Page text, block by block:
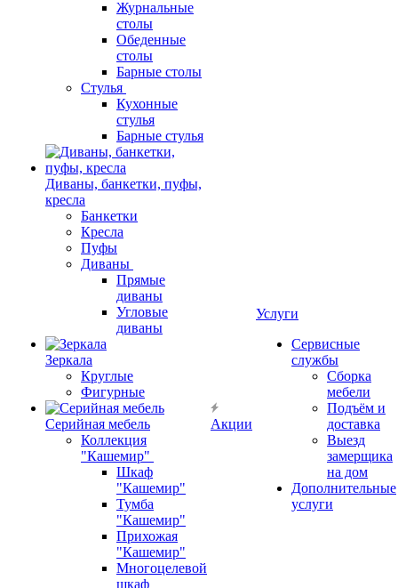
Журнальные
столы
Обеденные
столы
Барные столы
Стулья
Кухонные
стулья
Барные стулья
Диваны, банкетки, пуфы,
кресла
Банкетки
Кресла
Пуфы
Диваны
Прямые
диваны
Угловые
диваны
Зеркала
Круглые
Фигурные
Серийная мебель
Коллекция
"Кашемир"
Шкаф
"Кашемир"
Тумба
"Кашемир"
Прихожая
"Кашемир"
Многоцелевой
шкаф
Акции
Услуги
Сервисные
службы
Сборка
мебели
Подъём и
доставка
Выезд
замерщика
на дом
Дополнительные
услуги